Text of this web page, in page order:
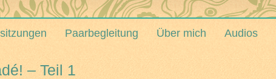
Paarbegleitung Über mich Audios
– Teil 1